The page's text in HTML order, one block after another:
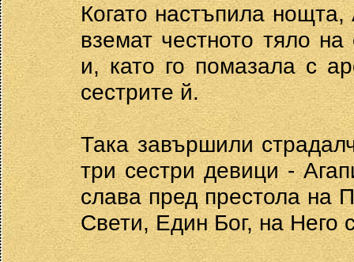
Когато настъпила нощта,
вземат честното тяло
и, като го помазала с
сестрите й.
Така завършили
три сестри девици -
слава пред престола на
Свети, Един Бог, на Него